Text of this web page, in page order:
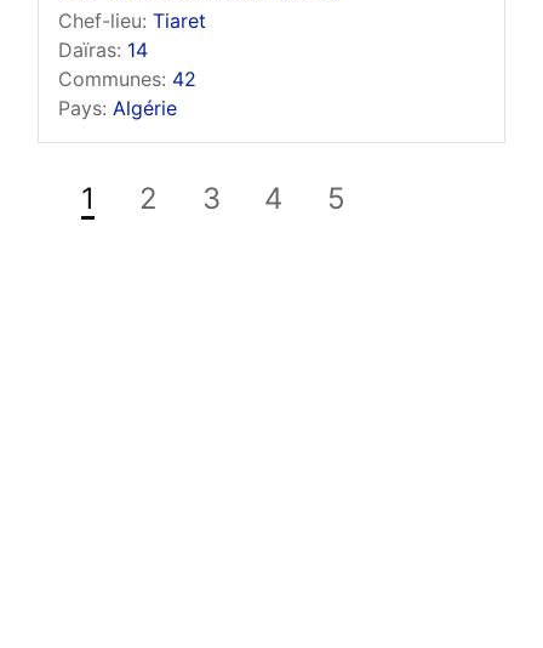
Chef-lieu: Tiaret
Daïras: 14
Communes: 42
Pays: Algérie
1 2 3 4 5